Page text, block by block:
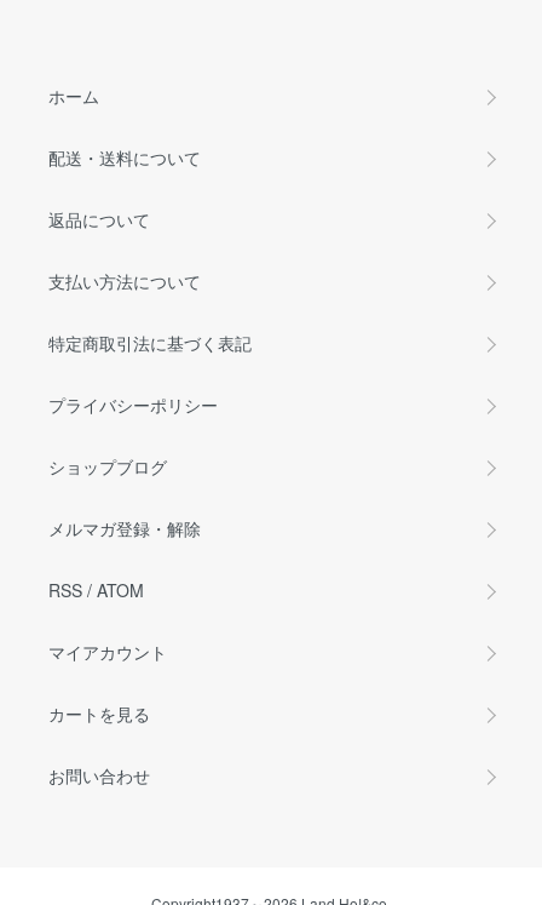
ホーム
配送・送料について
返品について
支払い方法について
特定商取引法に基づく表記
プライバシーポリシー
ショップブログ
メルマガ登録・解除
RSS / ATOM
マイアカウント
カートを見る
お問い合わせ